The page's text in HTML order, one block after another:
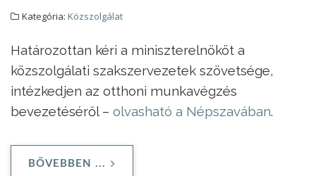
Kategória: Közszolgálat
Határozottan kéri a miniszterelnököt a
közszolgálati szakszervezetek szövetsége,
intézkedjen az otthoni munkavégzés
bevezetéséről – olvasható a Népszavában.
BŐVEBBEN ...